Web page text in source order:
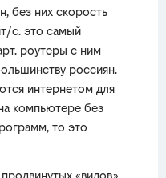
без них скорость
с. это самый
роутеры с ним
россиян.
интернетом для
компьютере без
то это
«видов».